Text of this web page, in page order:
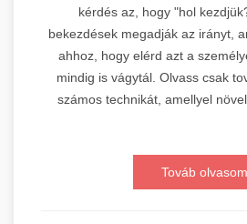
kérdés az, hogy "hol
bekezdések megadják az irányt,
ahhoz, hogy elérd azt a
mindig is vágytál. Olvass csak
számos technikát, amellyel
Továb olvasom